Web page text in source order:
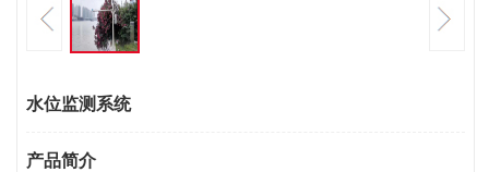
水位监测系统
产品简介